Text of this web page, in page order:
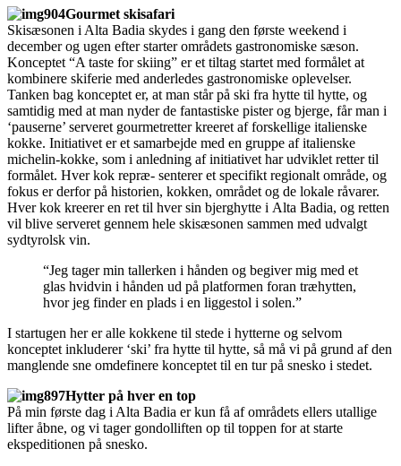
Gourmet skisafari
Skisæsonen i Alta Badia skydes i gang den første weekend i
december og ugen efter starter områdets gastronomiske sæson.
Konceptet “A taste for skiing” er et tiltag startet med formålet at
kombinere skiferie med anderledes gastronomiske oplevelser.
Tanken bag konceptet er, at man står på ski fra hytte til hytte, og
samtidig med at man nyder de fantastiske pister og bjerge, får man i
‘pauserne’ serveret gourmetretter kreeret af forskellige italienske
kokke. Initiativet er et samarbejde med en gruppe af italienske
michelin-kokke, som i anledning af initiativet har udviklet retter til
formålet. Hver kok repræ- senterer et specifikt regionalt område, og
fokus er derfor på historien, kokken, området og de lokale råvarer.
Hver kok kreerer en ret til hver sin bjerghytte i Alta Badia, og retten
vil blive serveret gennem hele skisæsonen sammen med udvalgt
sydtyrolsk vin.
“Jeg tager min tallerken i hånden og begiver mig med et
glas hvidvin i hånden ud på platformen foran træhytten,
hvor jeg finder en plads i en liggestol i solen.”
I startugen her er alle kokkene til stede i hytterne og selvom
konceptet inkluderer ‘ski’ fra hytte til hytte, så må vi på grund af den
manglende sne omdefinere konceptet til en tur på snesko i stedet.
Hytter på hver en top
På min første dag i Alta Badia er kun få af områdets ellers utallige
lifter åbne, og vi tager gondolliften op til toppen for at starte
ekspeditionen på snesko.